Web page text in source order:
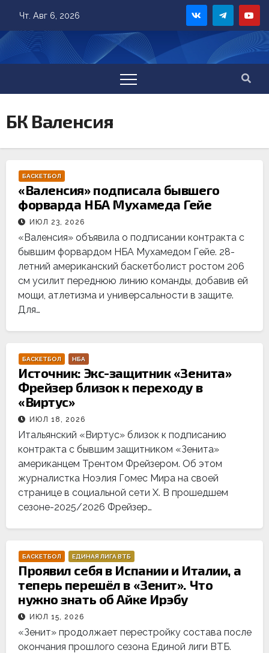
content
Чт. Авг 6, 2026
БК Валенсия
БАСКЕТБОЛ
«Валенсия» подписала бывшего
форварда НБА Мухамеда Гейе
ИЮЛ 23, 2026
«Валенсия» объявила о подписании контракта с
бывшим форвардом НБА Мухамедом Гейе. 28-
летний американский баскетболист ростом 206
см усилит переднюю линию команды, добавив ей
мощи, атлетизма и универсальности в защите.
Для…
БАСКЕТБОЛ НБА
Источник: Экс-защитник «Зенита»
Фрейзер близок к переходу в
«Виртус»
ИЮЛ 18, 2026
Итальянский «Виртус» близок к подписанию
контракта с бывшим защитником «Зенита»
американцем Трентом Фрейзером. Об этом
журналистка Ноэлия Гомес Мира на своей
странице в социальной сети Х. В прошедшем
сезоне-2025/2026 Фрейзер…
БАСКЕТБОЛ ЕДИНАЯ ЛИГА ВТБ
Проявил себя в Испании и Италии, а
теперь перешёл в «Зенит». Что
нужно знать об Айке Ирэбу
ИЮЛ 15, 2026
«Зенит» продолжает перестройку состава после
окончания прошлого сезона Единой лиги ВТБ.